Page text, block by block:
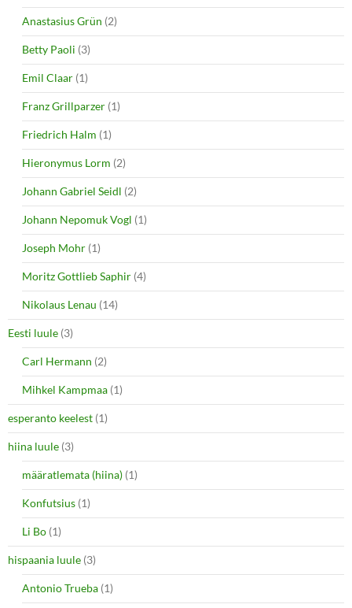
) w
)
Anastasius Grün (2)
Betty Paoli (3)
Emil Claar (1)
Franz Grillparzer (1)
Friedrich Halm (1)
Hieronymus Lorm (2)
Johann Gabriel Seidl (2)
Johann Nepomuk Vogl (1)
Joseph Mohr (1)
Moritz Gottlieb Saphir (4)
Nikolaus Lenau (14)
Eesti luule (3)
Carl Hermann (2)
Mihkel Kampmaa (1)
esperanto keelest (1)
hiina luule (3)
määratlemata (hiina) (1)
Konfutsius (1)
Li Bo (1)
hispaania luule (3)
Antonio Trueba (1)